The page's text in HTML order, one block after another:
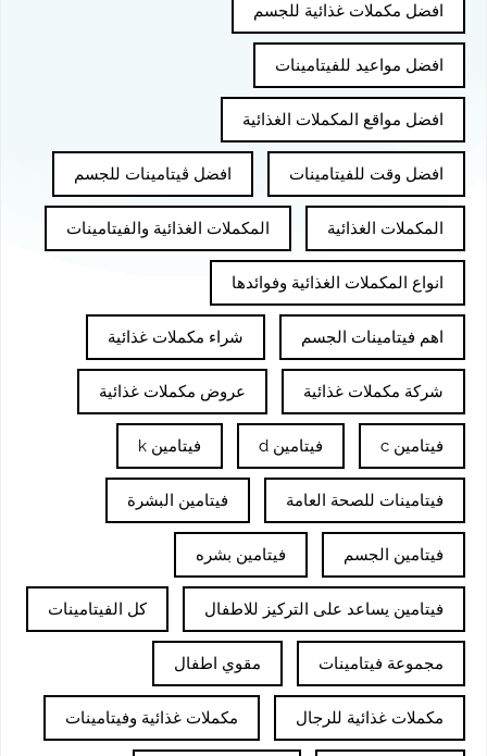
افضل مكملات غذائية للجسم
افضل مواعيد للفيتامينات
افضل مواقع المكملات الغذائية
افضل وقت للفيتامينات افضل ڤيتامينات للجسم
المكملات الغذائية المكملات الغذائية والفيتامينات
انواع المكملات الغذائية وفوائدها
اهم فيتامينات الجسم شراء مكملات غذائية
شركة مكملات غذائية عروض مكملات غذائية
فيتامين c فيتامين d فيتامين k
فيتامينات للصحة العامة فيتامين البشرة
فيتامين الجسم فيتامين بشره
فيتامين يساعد على التركيز للاطفال كل الفيتامينات
مجموعة فيتامينات مقوي اطفال
مكملات غذائية للرجال مكملات غذائية وفيتامينات